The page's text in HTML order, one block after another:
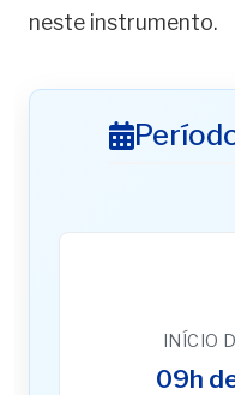
neste instrumento.
INÍCIO
09h